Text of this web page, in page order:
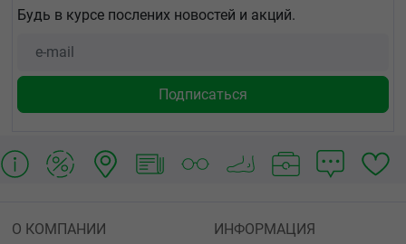
Будь в курсе послених новостей и акций.
О КОМПАНИИ
ИНФОРМАЦИЯ